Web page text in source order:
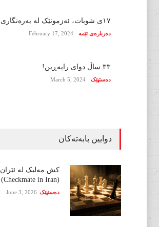
١٧ی شوبات، ئەزمونێک لە بەرەنگاری
دەربارەی ئێمە February 17, 2024
٣٣ ساڵ دوای راپەڕین!
دەستپێک March 5, 2024
دوایین بابەتەکان
کش مەلیک لە ئێران
(Checkmate in Iran)
دەستپێک June 3, 2026